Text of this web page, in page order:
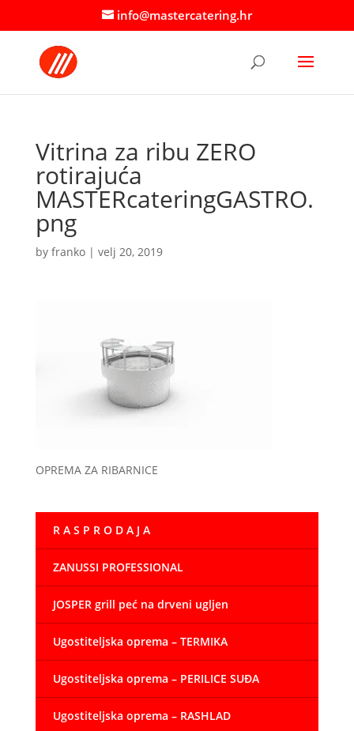
info@mastercatering.hr
Vitrina za ribu ZERO
rotirajuća
MASTERcateringGASTRO.
png
by franko| velj 20, 2019
OPREMA ZA RIBARNICE
R A S P R O D A J A
ZANUSSI PROFESSIONAL
JOSPER grill peć na drveni ugljen
Ugostiteljska oprema – TERMIKA
Ugostiteljska oprema – PERILICE SUĐA
Ugostiteljska oprema – RASHLAD